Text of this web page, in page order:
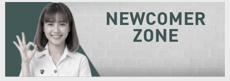
NEWCOMER
ZONE